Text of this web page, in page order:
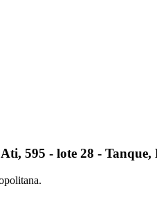
595 - lote 28 -